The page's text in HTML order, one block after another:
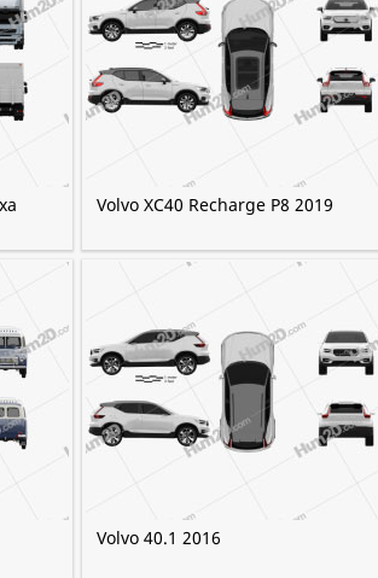
Volvo XC40 Recharge P8 2019
Volvo 40.1 2016